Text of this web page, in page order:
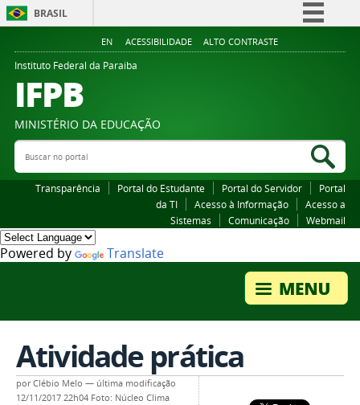
BRASIL
Simplifique!
Legislação
EN ACESSIBILIDADE ALTO CONTRASTE
Instituto Federal da Paraiba
IFPB
MINISTÉRIO DA EDUCAÇÃO
Buscar no portal
Transparência Portal do Estudante Portal do Servidor
Portal
da TI
Acesso à Informação
Acesso a
Sistemas
Comunicação Webmail
Powered by Translate
Atividade prática
porClébio Melo — última modificação
12/11/2017 22h04 Foto: Núcleo Clima